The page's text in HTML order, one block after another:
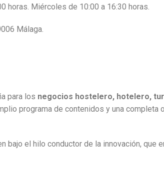
horas. Miércoles de 10:00 a 16:30 horas.
Málaga.
para los negocios hostelero, hotelero,
programa de contenidos y una completa
bajo el hilo conductor de la innovación, que